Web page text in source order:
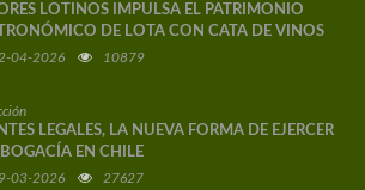
LOTINOS IMPULSA EL PATRIMONIO
DE LOTA CON CATA DE VINOS
04-2026 10879
LEGALES, LA NUEVA FORMA DE EJERCER
EN CHILE
03-2026 27627